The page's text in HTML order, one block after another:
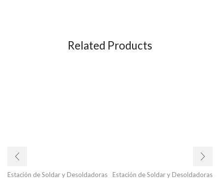
Related Products
Estación de Soldar y Desoldadoras Estación de Soldar y Desoldadoras